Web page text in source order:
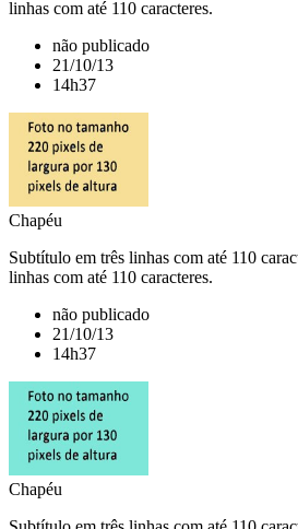
linhas com até 110 caracteres.
não publicado
21/10/13
14h37
Chapéu
Subtítulo em três linhas com até 110
linhas com até 110 caracteres.
não publicado
21/10/13
14h37
Chapéu